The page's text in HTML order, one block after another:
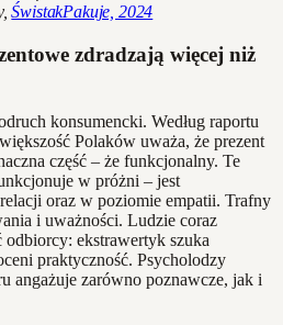
ŚwistakPakuje, 2024
zdradzają więcej niż
konsumencki. Według raportu
Polaków uważa, że prezent
część – że funkcjonalny. Te
w próżni – jest
oraz w poziomie empatii. Trafny
i uważności. Ludzie coraz
odbiorcy: ekstrawertyk szuka
praktyczność. Psycholodzy
angażuje zarówno poznawcze, jak i